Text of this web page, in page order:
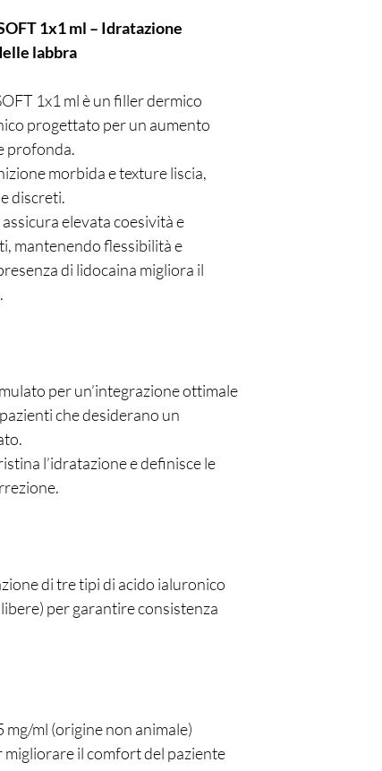
1x1 ml – Idratazione
labbra
1x1 ml è un filler dermico
progettato per un aumento
profonda.
morbida e texture liscia,
discreti.
elevata coesività e
mantenendo flessibilità e
di lidocaina migliora il
per un’integrazione ottimale
che desiderano un
l’idratazione e definisce le
di tre tipi di acido ialuronico
per garantire consistenza
ml (origine non animale)
il comfort del paziente